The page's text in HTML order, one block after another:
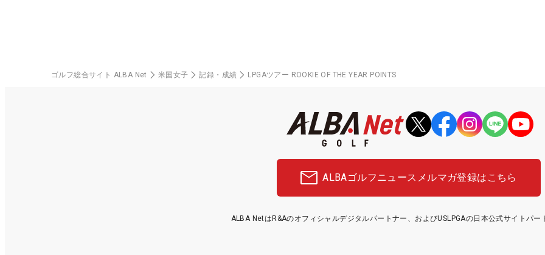
ゴルフ総合サイト ALBA Net 米国女子 記録・成績 LPGAツアー ROOKIE OF THE YEAR POINTS
ALBAゴルフニュース メルマガ登録はこちら
ALBA NetはR&Aのオフィシャルデジタルパートナー、およびUSLPGAの日本公式サイトパー